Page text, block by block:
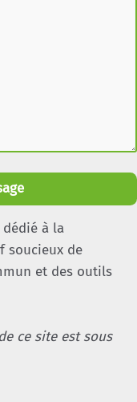
à la
soucieux de
et des outils
ce site est sous